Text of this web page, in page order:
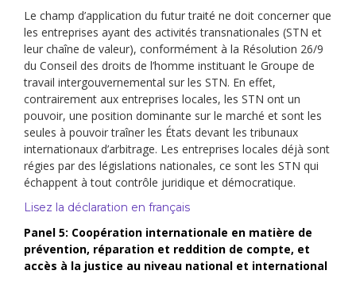
Le champ d’application du futur traité ne doit concerner que
les entreprises ayant des activités transnationales (STN et
leur chaîne de valeur), conformément à la Résolution 26/9
du Conseil des droits de l’homme instituant le Groupe de
travail intergouvernemental sur les STN. En effet,
contrairement aux entreprises locales, les STN ont un
pouvoir, une position dominante sur le marché et sont les
seules à pouvoir traîner les États devant les tribunaux
internationaux d’arbitrage. Les entreprises locales déjà sont
régies par des législations nationales, ce sont les STN qui
échappent à tout contrôle juridique et démocratique.
Lisez la déclaration en français
Panel 5: Coopération internationale en matière de
prévention, réparation et reddition de compte, et
accès à la justice au niveau national et international